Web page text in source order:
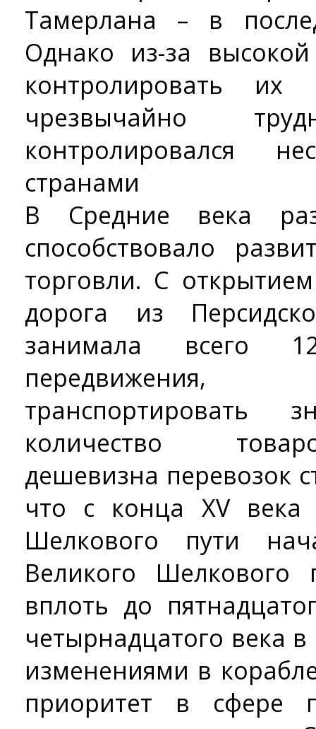
Тамерлана – в
Однако из-за
контролировать
чрезвычайно
контролировался
странами
В Средние века
способствовало
торговли. С
дорога из
занимала всего
транспортировать
количество
дешевизна перевозок
что с конца XV века
Шелкового пути
Великого Шелкового
вплоть до
четырнадцатого века
изменениями в
приоритет в сфере